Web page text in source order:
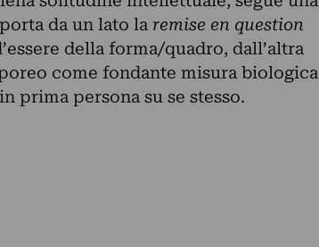
da un lato la remise en question
della forma/quadro, dall’altra
come fondante misura biologica
prima persona su se stesso.